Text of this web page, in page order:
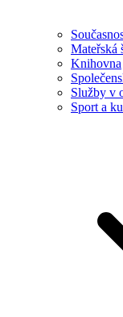
Mateřská
Knihovna
Služby v
Sport a